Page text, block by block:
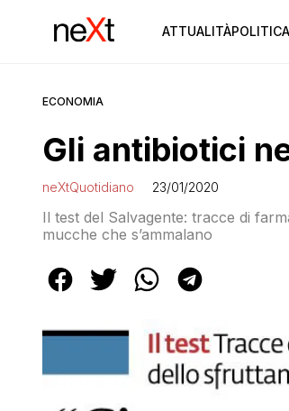
ATTUALITÀPOLITICA
ECONOMIA
Gli antibiotici
neXtQuotidiano 23/01/2020
Il test del Salvagente: tracce di
mucche che s’ammalano